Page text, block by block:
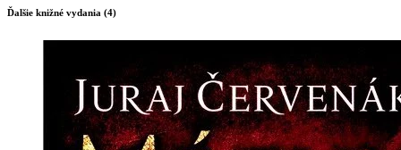
Ďalšie knižné vydania (4)